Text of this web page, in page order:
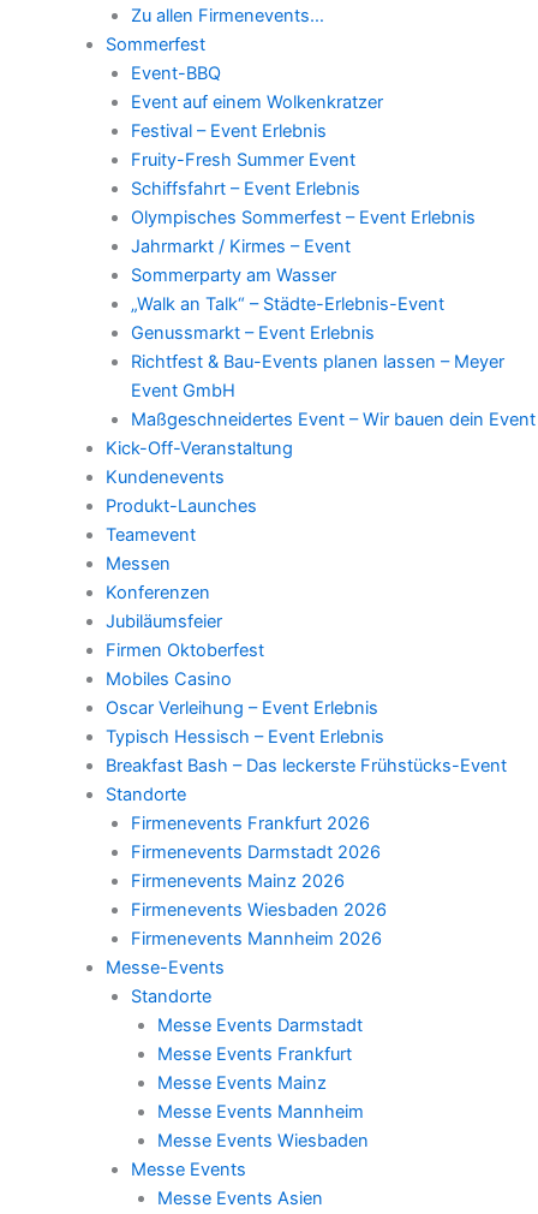
Zu allen Firmenevents…
Sommerfest
Event-BBQ
Event auf einem Wolkenkratzer
Festival – Event Erlebnis
Fruity-Fresh Summer Event
Schiffsfahrt – Event Erlebnis
Olympisches Sommerfest – Event Erlebnis
Jahrmarkt / Kirmes – Event
Sommerparty am Wasser
„Walk an Talk“ – Städte-Erlebnis-Event
Genussmarkt – Event Erlebnis
Richtfest & Bau-Events planen lassen – Meyer
Event GmbH
Maßgeschneidertes Event – Wir bauen dein Event
Kick-Off-Veranstaltung
Kundenevents
Produkt-Launches
Teamevent
Messen
Konferenzen
Jubiläumsfeier
Firmen Oktoberfest
Mobiles Casino
Oscar Verleihung – Event Erlebnis
Typisch Hessisch – Event Erlebnis
Breakfast Bash – Das leckerste Frühstücks-Event
Standorte
Firmenevents Frankfurt 2026
Firmenevents Darmstadt 2026
Firmenevents Mainz 2026
Firmenevents Wiesbaden 2026
Firmenevents Mannheim 2026
Messe-Events
Standorte
Messe Events Darmstadt
Messe Events Frankfurt
Messe Events Mainz
Messe Events Mannheim
Messe Events Wiesbaden
Messe Events
Messe Events Asien